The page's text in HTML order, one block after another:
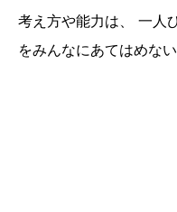
考え方や能力は、 一人
をみんなにあてはめな